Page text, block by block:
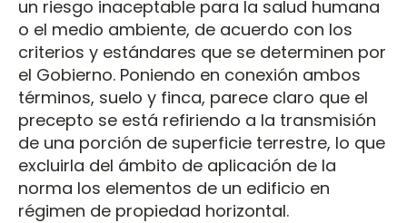
un riesgo inaceptable para la salud humana
o el medio ambiente, de acuerdo con los
criterios y estándares que se determinen por
el Gobierno. Poniendo en conexión ambos
términos, suelo y finca, parece claro que el
precepto se está refiriendo a la transmisión
de una porción de superficie terrestre, lo que
excluirla del ámbito de aplicación de la
norma los elementos de un edificio en
régimen de propiedad horizontal.